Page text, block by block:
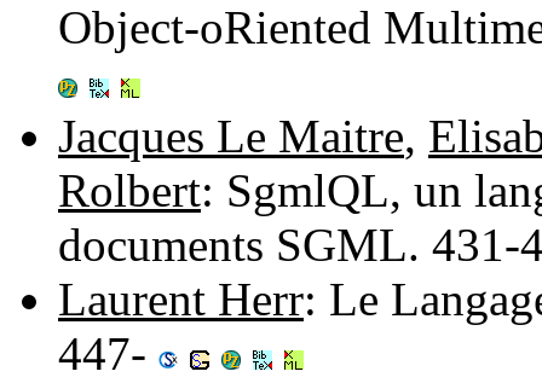
Object-oRiented
Jacques Le Maitre,
Rolbert: SgmlQL, un
documents SGML. 431-
Laurent Herr: Le
447-